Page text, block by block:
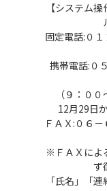
【システム
固定電話:０
携帯電話:０
（９：００
12月29日
ＦＡＸ:０６
※ＦＡＸによ
ず
「氏名」「